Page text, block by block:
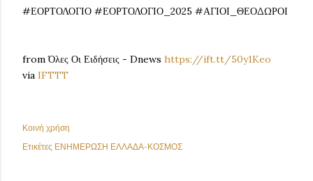
#ΕΟΡΤΟΛΟΓΙΟ #ΕΟΡΤΟΛΟΓΙΟ_2025 #ΑΓΙΟΙ_ΘΕΟΔΩΡΟΙ
from Όλες Οι Ειδήσεις - Dnews https://ift.tt/50y1Keo
via IFTTT
Κοινή χρήση
Ετικέτες ΕΝΗΜΕΡΩΣΗ ΕΛΛΑΔΑ-ΚΟΣΜΟΣ